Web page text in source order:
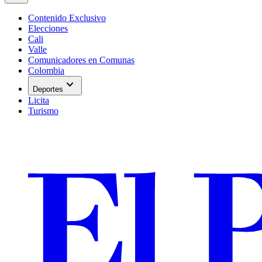
Contenido Exclusivo
Elecciones
Cali
Valle
Comunicadores en Comunas
Colombia
Deportes expand_more
Licita
Turismo